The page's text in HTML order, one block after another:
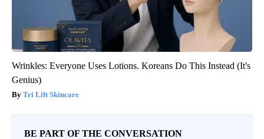
Wrinkles: Everyone Uses Lotions. Koreans Do This Instead (It's
Genius)
Tri Lift Skincare
BE PART OF THE CONVERSATION